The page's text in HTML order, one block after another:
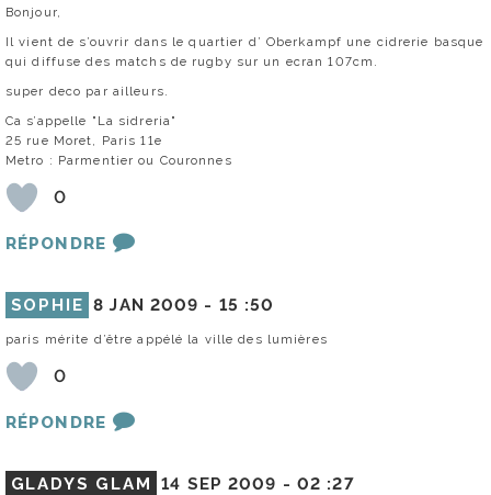
Bonjour,
Il vient de s’ouvrir dans le quartier d’ Oberkampf une cidrerie basque
qui diffuse des matchs de rugby sur un ecran 107cm.
super deco par ailleurs.
Ca s’appelle "La sidreria"
25 rue Moret, Paris 11e
Metro : Parmentier ou Couronnes
0
RÉPONDRE
SOPHIE 8 JAN 2009 - 15 :50
paris mérite d’être appélé la ville des lumières
0
RÉPONDRE
GLADYS GLAM 14 SEP 2009 - 02 :27